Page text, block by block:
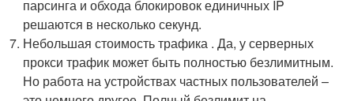
парсинга и обхода блокировок единичных IP
решаются в несколько секунд.
Небольшая стоимость трафика . Да, у серверных
прокси трафик может быть полностью безлимитным.
Но работа на устройствах частных пользователей –